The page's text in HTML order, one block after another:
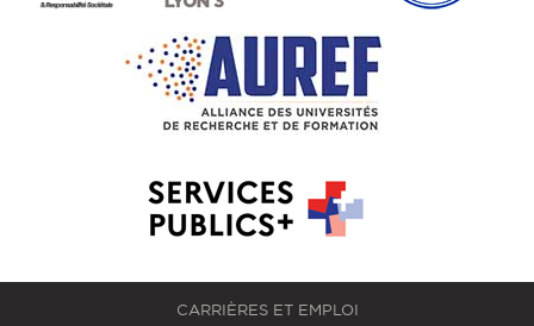
CARRIÈRES ET EMPLOI